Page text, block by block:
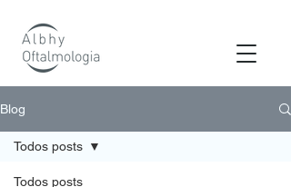
Blog
Todos posts
Todos posts